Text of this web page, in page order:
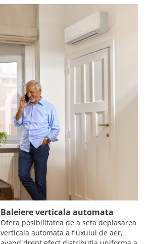
Baleiere verticala automata
Ofera posibilitatea de a seta deplasarea
verticala automata a fluxului de aer,